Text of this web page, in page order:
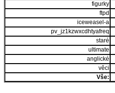
figurky
ftpd
iceweasel-a
pv_jz1kzwxcdhtyafreq
staré
ultimate
anglické
věci
Vše: